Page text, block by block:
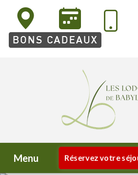
Menu Réservez votre